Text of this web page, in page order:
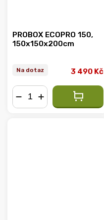
PROBOX ECOPRO 150,
150x150x200cm
Na dotaz 3 490 Kč